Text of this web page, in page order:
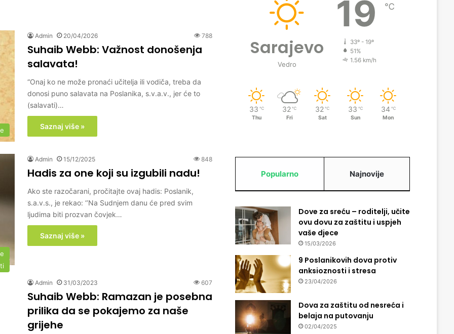
Admin 20/04/2026 788
Suhaib Webb: Važnost donošenja
salavata!
“Onaj ko ne može pronaći učitelja ili vodiča, treba da
donosi puno salavata na Poslanika, s.v.a.v., jer će to
(salavati)…
Saznaj više »
Admin 15/12/2025 848
Hadis za one koji su izgubili nadu!
Ako ste razočarani, pročitajte ovaj hadis: Poslanik,
s.a.v.s., je rekao: ‘’Na Sudnjem danu će pred svim
ljudima biti prozvan čovjek…
Saznaj više »
Admin 31/03/2023 607
Suhaib Webb: Ramazan je posebna
prilika da se pokajemo za naše
grijehe
Sarajevo
Vedro
19 ℃
33º - 19º
51%
1.56 km/h
33 ℃
Thu
32 ℃
Fri
32 ℃
Sat
33 ℃
Sun
34 ℃
Mon
Popularno Najnovije
Dove za sreću – roditelji, učite
ovu dovu za zaštitu i uspjeh
vaše djece
15/03/2026
9 Poslanikovih dova protiv
anksioznosti i stresa
23/04/2026
Dova za zaštitu od nesreća i
belaja na putovanju
02/04/2025